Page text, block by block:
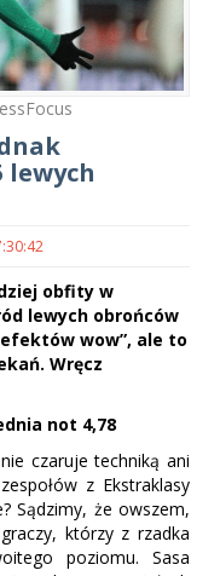
lewych
obfity w
lewych obrońców
wow”, ale to
Wręcz
not 4,78
czaruje techniką ani
z Ekstraklasy
Sądzimy, że owszem,
którzy z rzadka
poziomu. Sasa